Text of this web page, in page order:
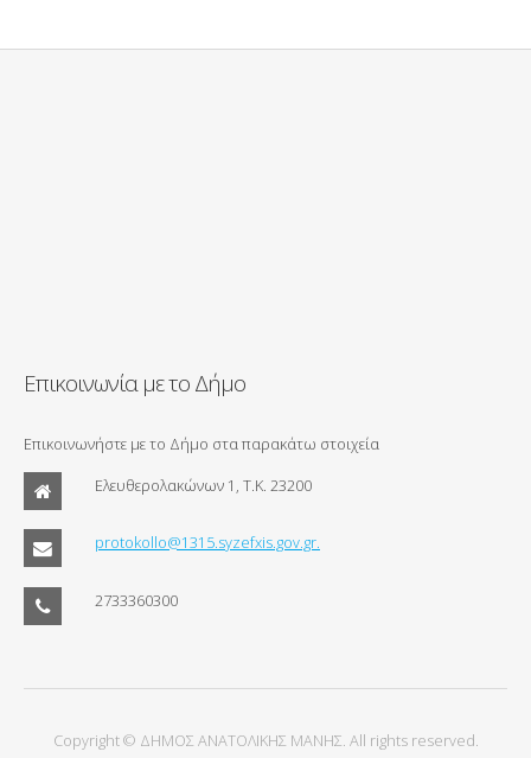
Επικοινωνία με το Δήμο
Επικοινωνήστε με το Δήμο στα παρακάτω στοιχεία
Ελευθερολακώνων 1, Τ.Κ. 23200
protokollo@1315.syzefxis.gov.gr.
2733360300
Copyright © ΔΗΜΟΣ ΑΝΑΤΟΛΙΚΗΣ ΜΑΝΗΣ. All rights reserved.